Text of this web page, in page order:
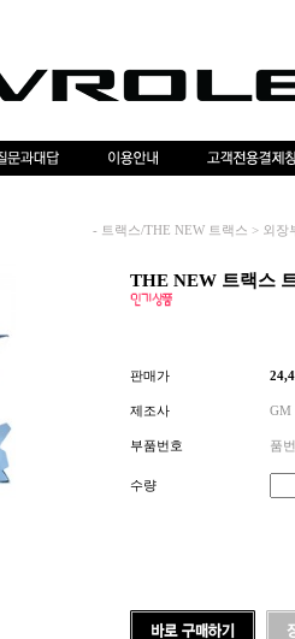
- 트랙스/THE NEW 트랙스 > 외장
THE NEW 트랙스
판매가
제조사 GM
부품번호 품
수량